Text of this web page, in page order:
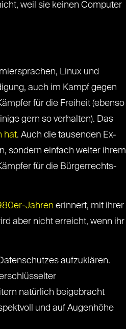
weil sie keinen Computer
Linux und
auch im Kampf gegen
für die Freiheit (ebenso
gern so verhalten). Das
hat. Auch die tausenden Ex-
sondern einfach weiter ihrem
für die Bürgerrechts-
Jahren erinnert, mit ihrer
aber nicht erreicht, wenn ihr
aufzuklären.
natürlich beigebracht
und auf Augenhöhe